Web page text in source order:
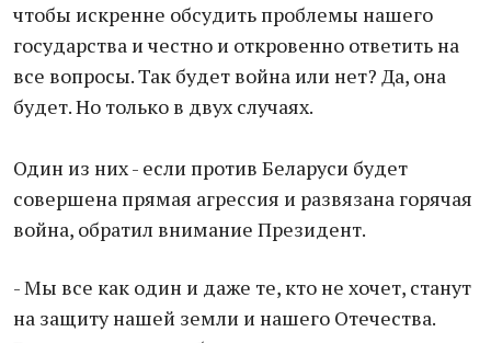
чтобы искренне обсудить проблемы нашего
государства и честно и откровенно ответить на
все вопросы. Так будет война или нет? Да, она
будет. Но только в двух случаях.
Один из них - если против Беларуси будет
совершена прямая агрессия и развязана горячая
война, обратил внимание Президент.
- Мы все как один и даже те, кто не хочет, станут
на защиту нашей земли и нашего Отечества.